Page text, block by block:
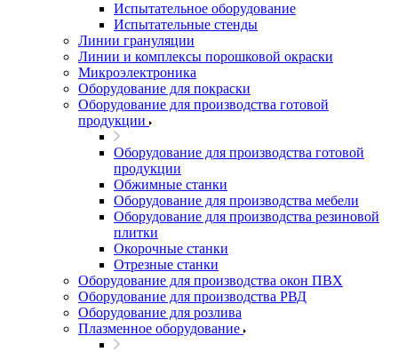
Испытательное оборудование
Испытательные стенды
Линии грануляции
Линии и комплексы порошковой окраски
Микроэлектроника
Оборудование для покраски
Оборудование для производства готовой
продукции
Оборудование для производства готовой
продукции
Обжимные станки
Оборудование для производства мебели
Оборудование для производства резиновой
плитки
Окорочные станки
Отрезные станки
Оборудование для производства окон ПВХ
Оборудование для производства РВД
Оборудование для розлива
Плазменное оборудование